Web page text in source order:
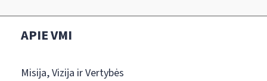
APIE VMI
Misija, Vizija ir Vertybės